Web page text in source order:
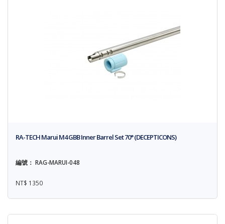
RA-TECH Marui M4 GBB Inner Barrel Set 70° (DECEPTICONS)
編號： RAG-MARUI-048
NT$ 1350